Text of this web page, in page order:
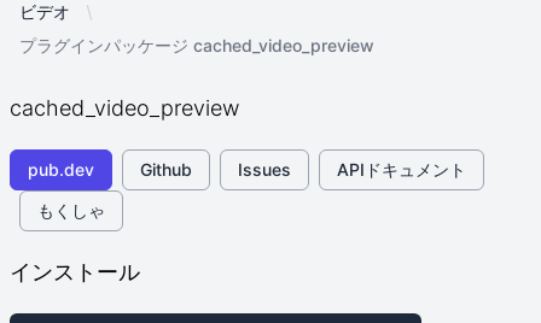
ビデオ
プラグインパッケージ cached_video_preview
cached_video_preview
pub.dev Github Issues
APIドキュメント
もくしゃ
インストール